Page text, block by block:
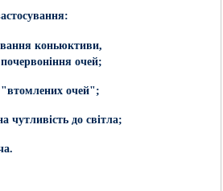
коньюктиви,
очей;
очей";
чутливість до світла;